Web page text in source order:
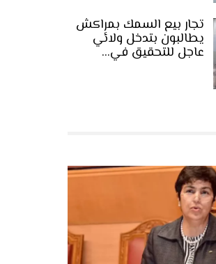
تجار بيع السمك بمراكش
يطالبون بتدخل ولائي
عاجل للتحقيق في…